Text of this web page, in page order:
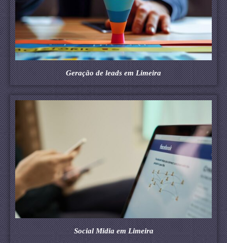
Geração de leads em Limeira
Social Midia em Limeira